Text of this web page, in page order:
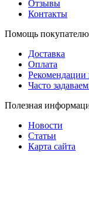
Отзывы
Контакты
Помощь покупателю
Доставка
Оплата
Часто
Полезная
Новости
Статьи
Карта сайта